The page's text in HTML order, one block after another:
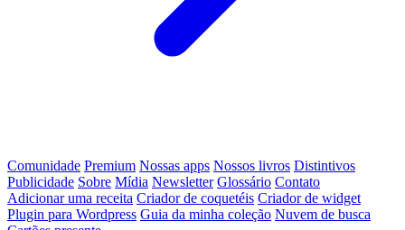
Comunidade Premium Nossas apps Nossos livros Distintivos
Publicidade Sobre Mídia Newsletter Glossário Contato
Adicionar uma receita Criador de coquetéis Criador de widget
Plugin para Wordpress Guia da minha coleção Nuvem de busca